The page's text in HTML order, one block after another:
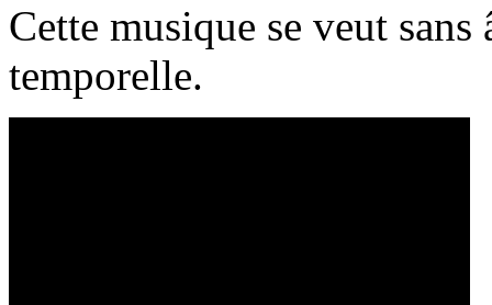
Cette musique se veut sans
temporelle.